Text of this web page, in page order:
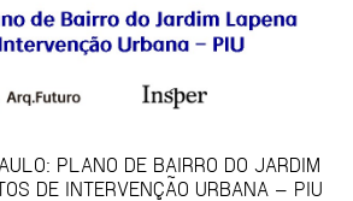
PLANO DE BAIRRO DO JARDIM
DE INTERVENÇÃO URBANA – PIU